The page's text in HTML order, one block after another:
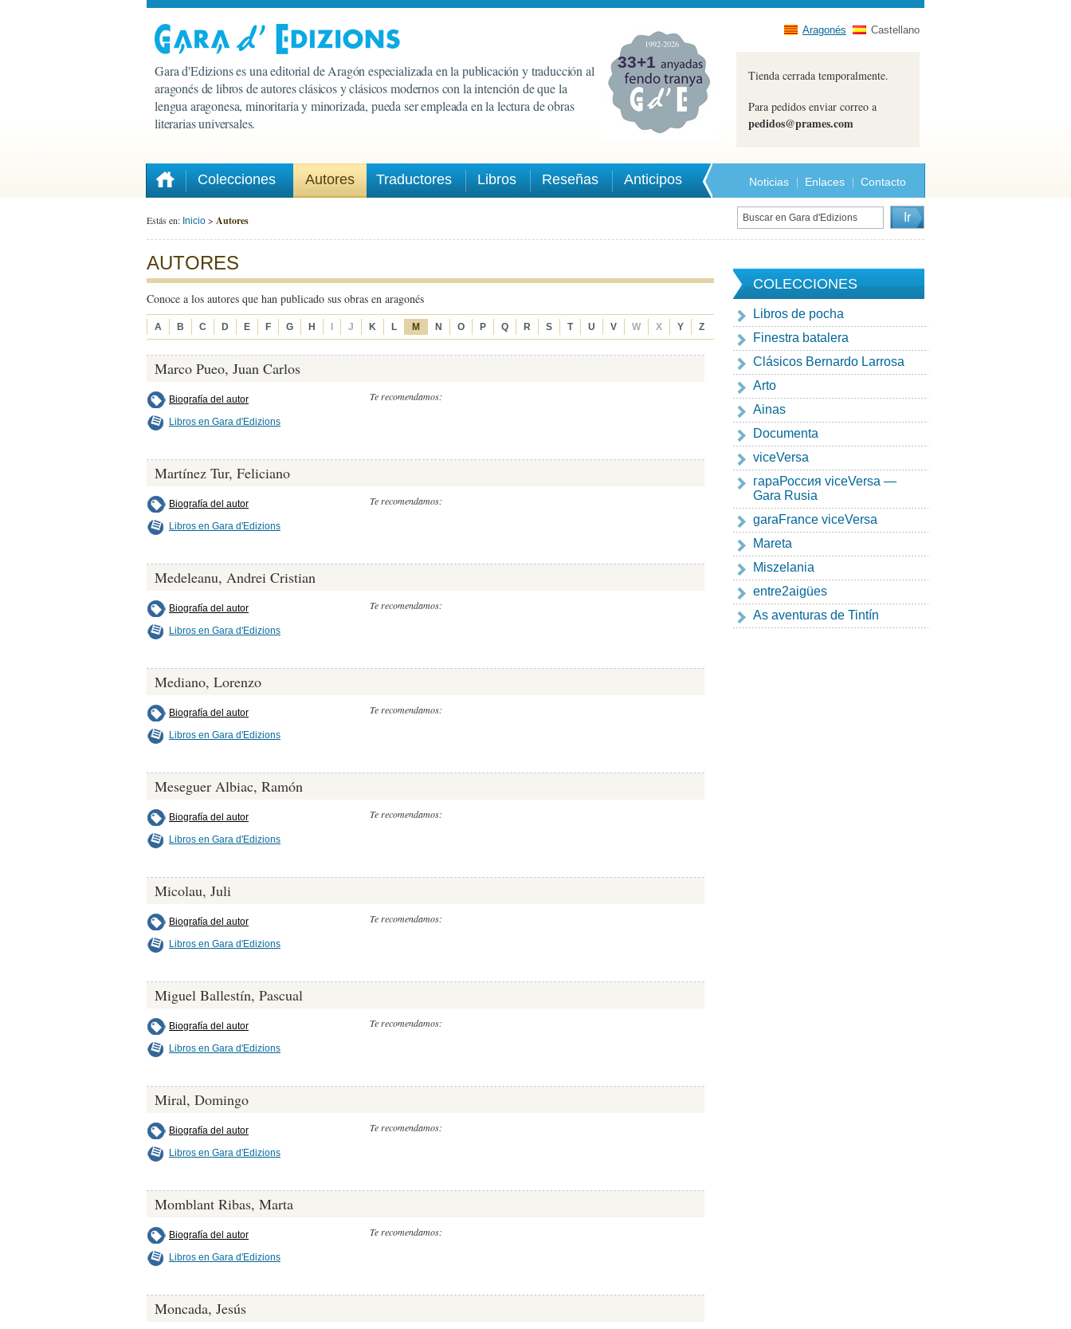
Gara d'Edizions es una editorial de Aragón especializada en la publicación y traducción al
aragonés de libros de autores clásicos y clásicos modernos con la intención de que la
lengua aragonesa, minoritaria y minorizada, pueda ser empleada en la lectura de obras
literarias universales.
1992-2026
33+1
Aragonés Castellano
Tienda cerrada temporalmente.
Para pedidos enviar correo a
pedidos@prames.com
Colecciones Autores Traductores Libros Reseñas Anticipos Noticias Enlaces Contacto
Estás en: Inicio > Autores
AUTORES
Conoce a los autores que han publicado sus obras en aragonés
A B C D E F G H J K L M N O P Q R S T U V W X Y Z
Marco Pueo, Juan Carlos
Biografía del autor
Libros en Gara d'Edizions
Te recomendamos:
Martínez Tur, Feliciano
Biografía del autor
Libros en Gara d'Edizions
Te recomendamos:
Medeleanu, Andrei Cristian
Biografía del autor
Libros en Gara d'Edizions
Te recomendamos:
Mediano, Lorenzo
Biografía del autor
Libros en Gara d'Edizions
Te recomendamos:
Meseguer Albiac, Ramón
Biografía del autor
Libros en Gara d'Edizions
Te recomendamos:
Micolau, Juli
Biografía del autor
Libros en Gara d'Edizions
Te recomendamos:
Miguel Ballestín, Pascual
Biografía del autor
Libros en Gara d'Edizions
Te recomendamos:
Miral, Domingo
Biografía del autor
Libros en Gara d'Edizions
Te recomendamos:
Momblant Ribas, Marta
Biografía del autor
Libros en Gara d'Edizions
Te recomendamos:
Moncada, Jesús
COLECCIONES
Libros de pocha
Finestra batalera
Clásicos Bernardo Larrosa
Arto
Ainas
Documenta
viceVersa
гapaРоссия viceVersa —
Gara Rusia
garaFrance viceVersa
Mareta
Miszelania
entre2aigües
As aventuras de Tintín